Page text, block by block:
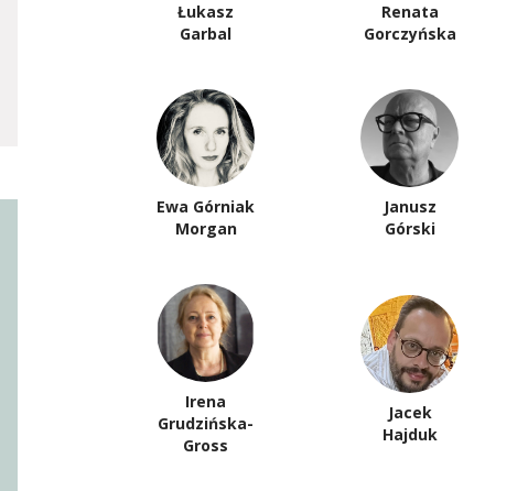
Łukasz
Garbal
Renata
Gorczyńska
Ewa Górniak
Morgan
Janusz
Górski
Irena
Grudzińska-
Gross
Jacek
Hajduk